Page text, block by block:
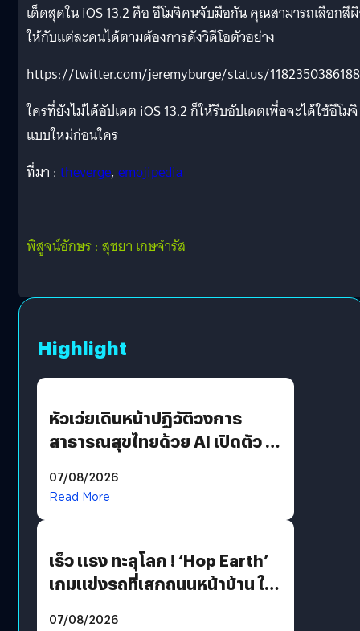
เด็ดสุดใน iOS 13.2 คือ อีโมจิคนจับมือกัน คุณสามารถเลือกสี
ให้กับแต่ละคนได้ตามต้องการดังวิดีโอตัวอย่าง
https://twitter.com/jeremyburge/status/
ใครที่ยังไม่ได้อัปเดต iOS 13.2 ก็ให้รีบอัปเดตเพื่อจะได้ใช้อีโมจิ
แบบใหม่ก่อนใคร
ที่มา : theverge, emojipedia
พิสูจน์อักษร : สุชยา เกษจำรัส
Highlight
หัวเว่ยเดินหน้าปฏิวัติวงการ
สาธารณสุขไทยด้วย AI เปิดตัว 4
AI เพื่อการแพทย์ในประเทศไทย
07/08/2026
Read More
เร็ว แรง ทะลุโลก ! ‘Hop Earth’
เกมแข่งรถที่เสกถนนหน้าบ้าน ให้
07/08/2026